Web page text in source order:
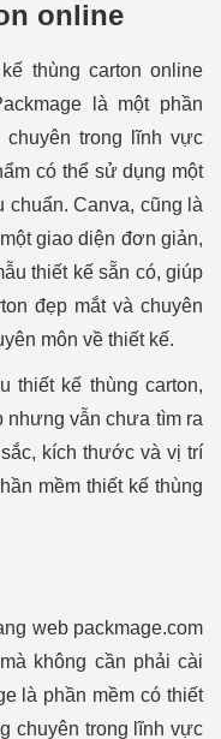
online
thùng carton online
là một phần
trong lĩnh vực
có thể sử dụng một
Canva, cũng là
giao diện đơn giản,
thiết kế sẵn có, giúp
đẹp mắt và chuyên
môn về thiết kế.
thiết kế thùng carton,
nhưng vẫn chưa tìm ra
kích thước và vị trí
mềm thiết kế thùng
web packmage.com
không cần phải cài
là phần mềm có thiết
chuyên trong lĩnh vực